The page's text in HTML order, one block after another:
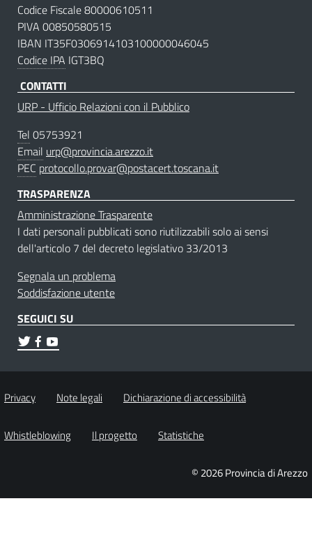
Codice Fiscale 80000610511
PIVA 00850580515
IBAN IT35F0306914103100000046045
Codice IPA IGT3BQ
CONTATTI
URP - Ufficio Relazioni con il Pubblico
Tel 05753921
Email urp@provincia.arezzo.it
PEC protocollo.provar@postacert.toscana.it
TRASPARENZA
Amministrazione Trasparente
I dati personali pubblicati sono riutilizzabili solo ai sensi
dell'articolo 7 del decreto legislativo 33/2013
Segnala un problema
Soddisfazione utente
SEGUICI SU
Privacy Note legali Dichiarazione di accessibilità
Whistleblowing Il progetto Statistiche
© 2026 Provincia di Arezzo